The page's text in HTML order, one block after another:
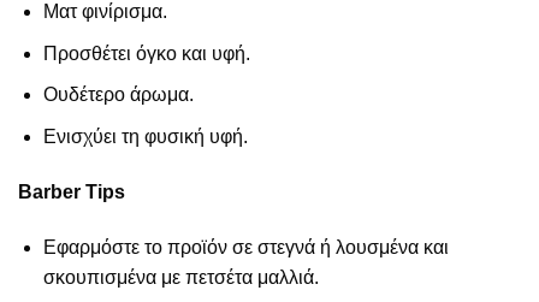
Ματ φινίρισμα.
Προσθέτει όγκο και υφή.
Ουδέτερο άρωμα.
Ενισχύει τη φυσική υφή.
Barber Tips
Εφαρμόστε το προϊόν σε στεγνά ή λουσμένα και
σκουπισμένα με πετσέτα μαλλιά.